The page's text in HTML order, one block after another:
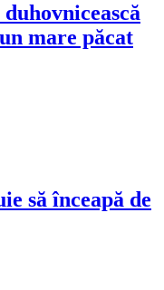
mare păcat
să înceapă de